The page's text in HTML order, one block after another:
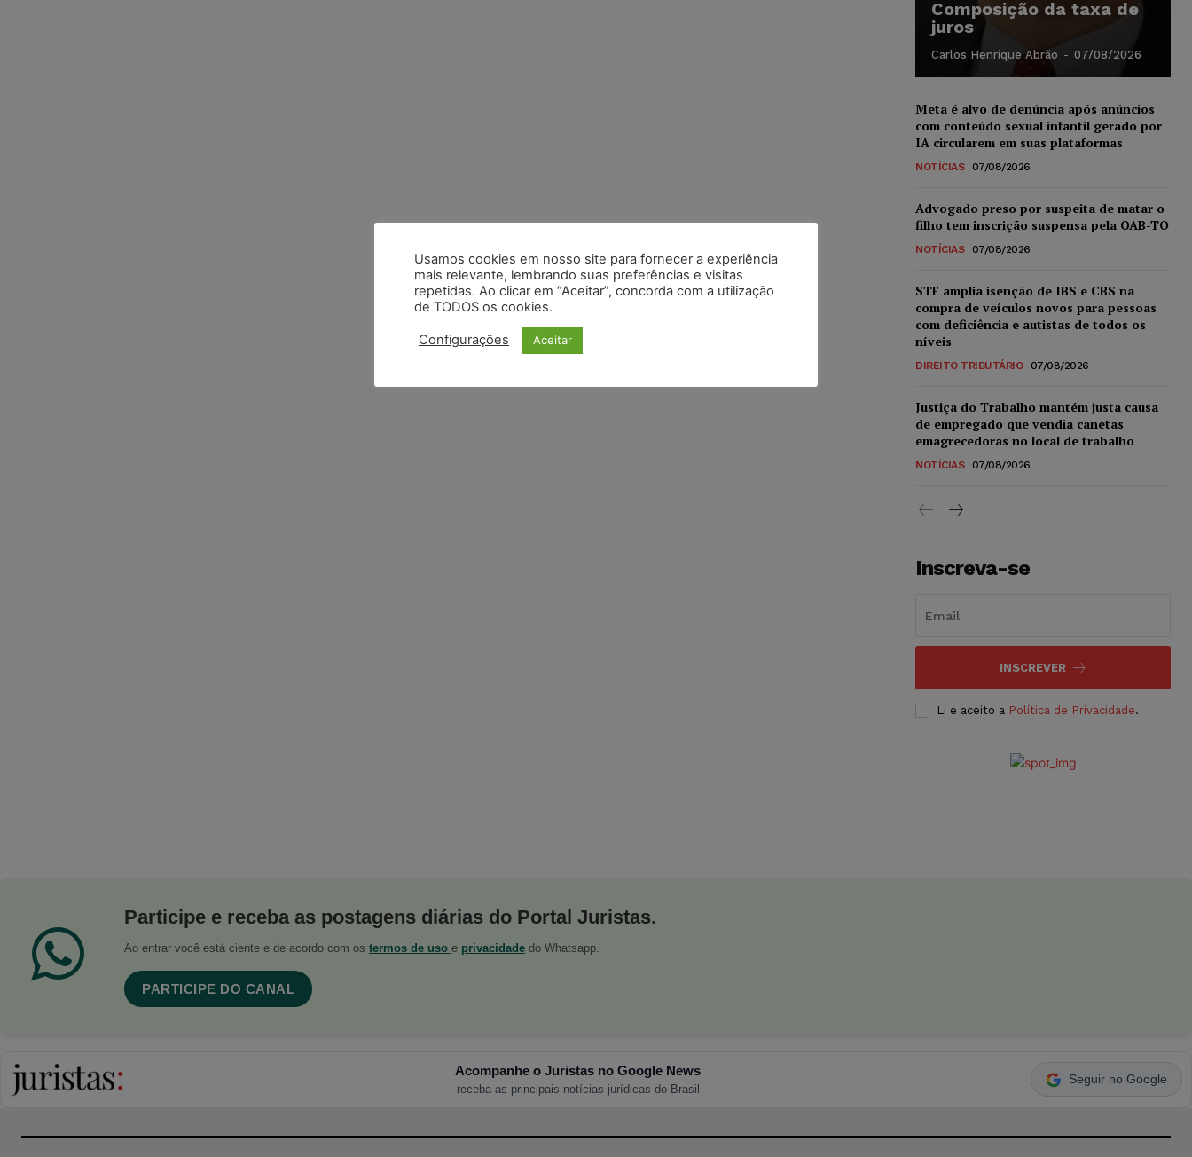
Composição da taxa de
juros
Carlos Henrique Abrão - 07/08/2026
Meta é alvo de denúncia após anúncios
com conteúdo sexual infantil gerado por
IA circularem em suas plataformas
NOTÍCIAS 07/08/2026
Advogado preso por suspeita de matar o
filho tem inscrição suspensa pela OAB-TO
NOTÍCIAS 07/08/2026
STF amplia isenção de IBS e CBS na
compra de veículos novos para pessoas
com deficiência e autistas de todos os
níveis
DIREITO TRIBUTÁRIO 07/08/2026
Justiça do Trabalho mantém justa causa
de empregado que vendia canetas
emagrecedoras no local de trabalho
NOTÍCIAS 07/08/2026
Inscreva-se
INSCREVER
Li e aceito a Política de Privacidade.
Participe e receba as postagens diárias do Portal Juristas.
Ao entrar você está ciente e de acordo com os termos de uso e privacidade do Whatsapp.
PARTICIPE DO CANAL
Acompanhe o Juristas no Google News
receba as principais notícias jurídicas do Brasil
Seguir no Google
Usamos cookies em nosso site para fornecer a experiência
mais relevante, lembrando suas preferências e visitas
repetidas. Ao clicar em “Aceitar”, concorda com a utilização
de TODOS os cookies.
Configurações Aceitar